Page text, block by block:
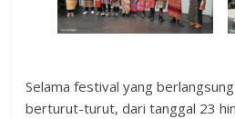
Selama festival yang
berturut-turut, dari tanggal 23